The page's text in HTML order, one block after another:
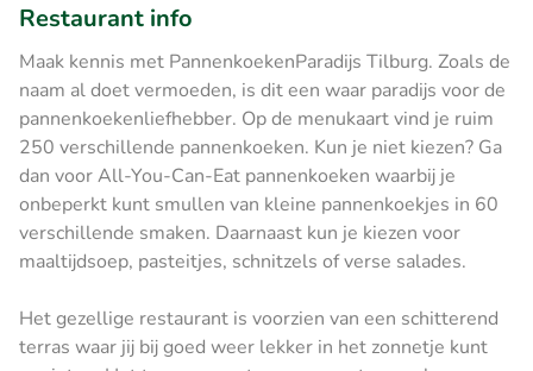
Restaurant info
Maak kennis met PannenkoekenParadijs Tilburg. Zoals de
naam al doet vermoeden, is dit een waar paradijs voor de
pannenkoekenliefhebber. Op de menukaart vind je ruim
250 verschillende pannenkoeken. Kun je niet kiezen? Ga
dan voor All-You-Can-Eat pannenkoeken waarbij je
onbeperkt kunt smullen van kleine pannenkoekjes in 60
verschillende smaken. Daarnaast kun je kiezen voor
maaltijdsoep, pasteitjes, schnitzels of verse salades.
Het gezellige restaurant is voorzien van een schitterend
terras waar jij bij goed weer lekker in het zonnetje kunt